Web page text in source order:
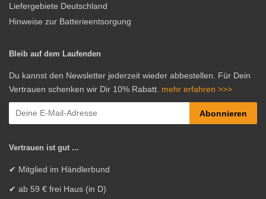
Liefergebiete Deutschland
Hinweise zur Batterieentsorgung
Bleib auf dem Laufenden
Du kannst den Newsletter jederzeit wieder abbestellen. Für Dein
Vertrauen schenken wir Dir 10% Rabatt. mehr erfahren >>>
Abonnieren
Vertrauen ist gut ...
✔ Mitglied im Händlerbund
✔ ab 59 € frei Haus (in D)